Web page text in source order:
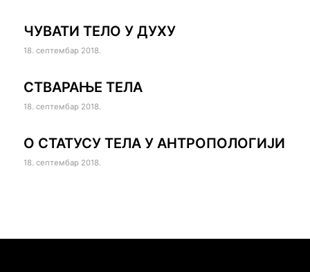
ЧУВАТИ ТЕЛО У ДУХУ
18. септембар 2018.
СТВАРАЊЕ ТЕЛА
18. септембар 2018.
О СТАТУСУ ТЕЛА У АНТРОПОЛОГИЈИ
18. септембар 2018.